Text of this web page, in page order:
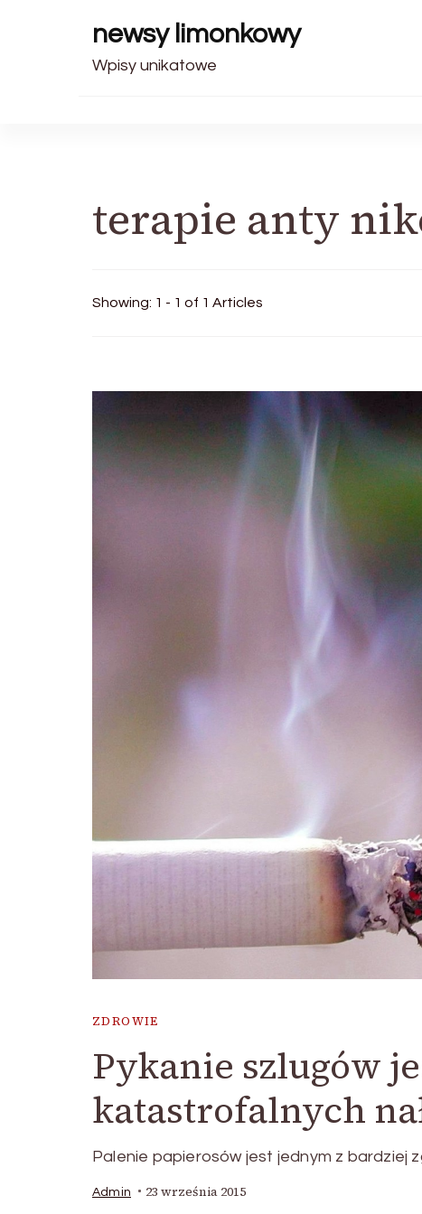
newsy limonkowy
Wpisy unikatowe
terapie anty
Showing: 1 - 1 of 1 Articles
ZDROWIE
Pykanie szlugów
katastrofalnych
Palenie papierosów jest jednym z bardziej
Admin 23 września 2015